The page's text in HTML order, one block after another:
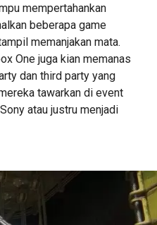
mempertahankan
beberapa game
memanjakan mata.
One juga kian memanas
dan third party yang
tawarkan di event
atau justru menjadi